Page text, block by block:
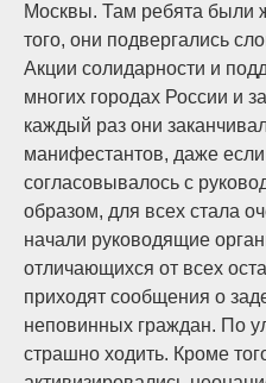
Москвы. Там ребята были
того, они подвергались
Акции солидарности и
многих городах России и
каждый раз они
манифестантов, даже
согласовывалось с
образом, для всех стала
начали руководящие
отличающихся от всех
приходят сообщения о
неповинных граждан. По
страшно ходить. Кроме